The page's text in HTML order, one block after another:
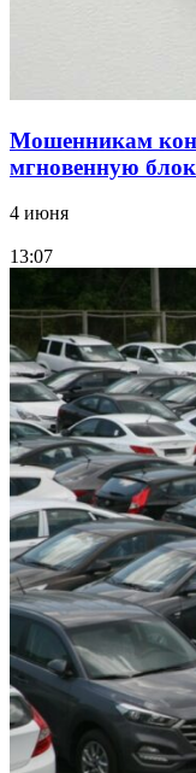
Мошенникам
мгновенную
4 июня
13:07